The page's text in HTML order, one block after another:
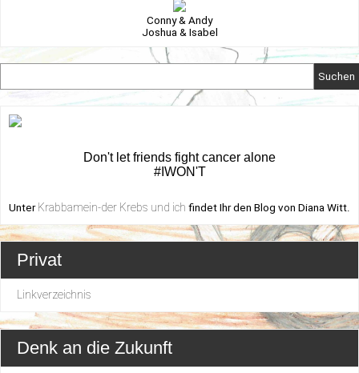
Conny & Andy
Joshua & Isabel
Suchen
Don't let friends fight cancer alone
#IWON'T
Unter Krabbamein-der Krebs und ich findet Ihr den Blog von Diana Witt.
Privat
Linkverzeichnis
Denk an die Zukunft